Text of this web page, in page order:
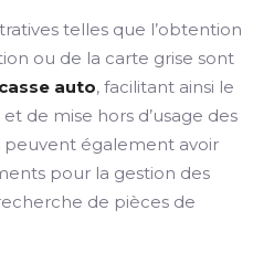
telles que l’obtention
ou de la carte grise sont
auto, facilitant ainsi le
de mise hors d’usage des
peuvent également avoir
pour la gestion des
de pièces de